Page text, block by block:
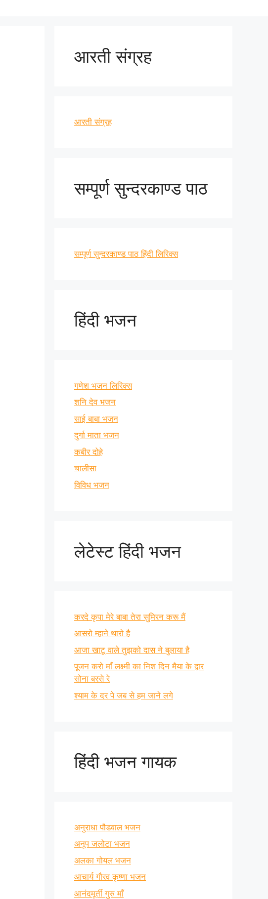
आरती संग्रह
आरती संग्रह
सम्पूर्ण सुन्दरकाण्ड पाठ
सम्पूर्ण सुन्दरकाण्ड पाठ हिंदी लिरिक्स
हिंदी भजन
गणेश भजन लिरिक्स
शनि देव भजन
साई बाबा भजन
दुर्गा माता भजन
कबीर दोहे
चालीसा
विविध भजन
लेटेस्ट हिंदी भजन
करदे कृपा मेरे बाबा तेरा सुमिरन करू मैं
आसरो म्हाने थारो है
आजा खाटू वाले तुझको दास ने बुलाया है
पूजन करो माँ लक्ष्मी का निश दिन मैया के द्वार
सोना बरसे रे
श्याम के दर पे जब से हम जाने लगे
हिंदी भजन गायक
अनुराधा पौडवाल भजन
अनूप जलोटा भजन
अलका गोयल भजन
आचार्य गौरव कृष्णा भजन
आनंदमूर्ती गुरु माँ